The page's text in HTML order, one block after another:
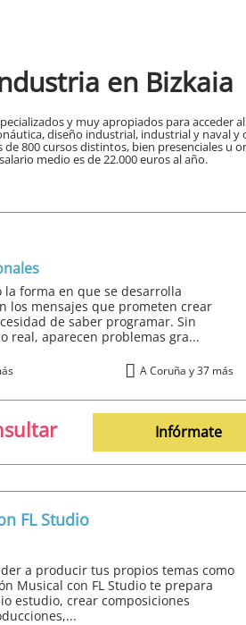
en Bizkaia
y muy apropiados para acceder
diseño industrial, industrial y naval y
800 cursos distintos, bien presenciales u
medio es de 22.000 euros al año.
forma en que se desarrolla
los mensajes que prometen crear
de saber programar. Sin
real, aparecen problemas gra...
A Coruña y 37 más
Infórmate
FL Studio
a producir tus propios temas como
Musical con FL Studio te prepara
estudio, crear composiciones